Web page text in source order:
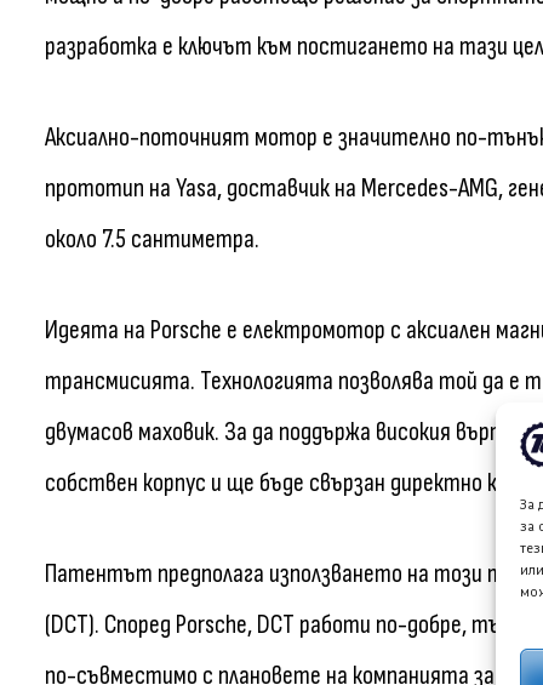
За
за
разработка е ключът към постигането на тази
Аксиално-поточният мотор е значително по-
прототип на Yasa, доставчик на Mercedes-AMG,
около 7.5 сантиметра.
Идеята на Porsche е електромотор с аксиален
трансмисията. Технологията позволява той да е
двумасов маховик. За да поддържа високия
собствен корпус и ще бъде свързан директно към
Патентът предполага използването на този тип
(DCT). Според Porsche, DCT работи по-добре, тъй
по-съвместимо с плановете на компанията за